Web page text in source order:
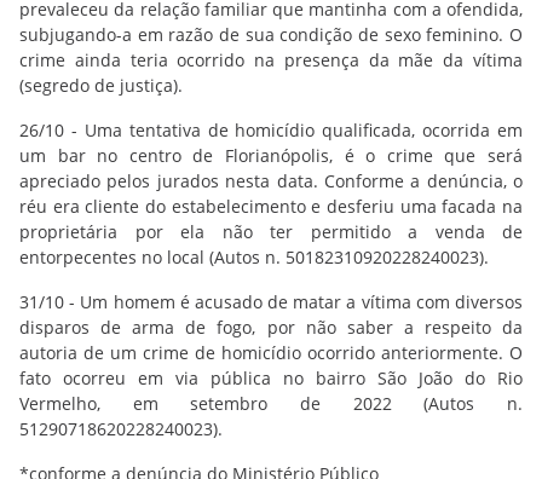
prevaleceu da relação familiar que mantinha com a ofendida,
subjugando-a em razão de sua condição de sexo feminino. O
crime ainda teria ocorrido na presença da mãe da vítima
(segredo de justiça).
26/10 - Uma tentativa de homicídio qualificada, ocorrida em
um bar no centro de Florianópolis, é o crime que será
apreciado pelos jurados nesta data. Conforme a denúncia, o
réu era cliente do estabelecimento e desferiu uma facada na
proprietária por ela não ter permitido a venda de
entorpecentes no local (Autos n. 50182310920228240023).
31/10 - Um homem é acusado de matar a vítima com diversos
disparos de arma de fogo, por não saber a respeito da
autoria de um crime de homicídio ocorrido anteriormente. O
fato ocorreu em via pública no bairro São João do Rio
Vermelho, em setembro de 2022 (Autos n.
51290718620228240023).
*conforme a denúncia do Ministério Público